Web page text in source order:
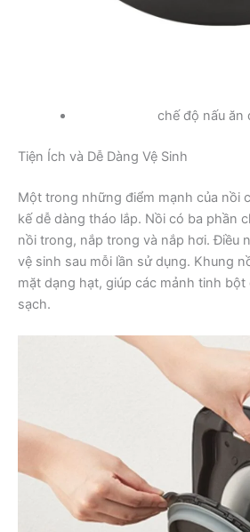
chế độ nấu ăn
Tiện Ích và Dễ Dàng Vệ Sinh
Một trong những điểm mạnh của nồi
kế dễ dàng tháo lắp. Nồi có ba phần
nồi trong, nắp trong và nắp hơi. Điều
vệ sinh sau mỗi lần sử dụng. Khung
mặt dạng hạt, giúp các mảnh tinh bột
sạch.